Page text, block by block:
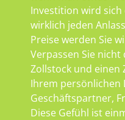
Investition wird
wirklich jeden
Preise werden Sie
Verpassen Sie nicht
Zollstock und
Ihrem persönlichen
Geschäftspartner,
Diese Gefühl ist